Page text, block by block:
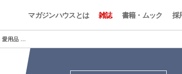
マガジンハウスとは 雑誌 書籍・ムック 採
愛用品 …